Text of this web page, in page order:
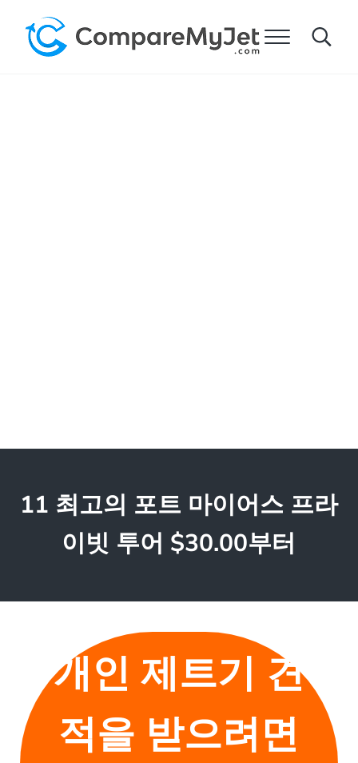
메뉴
11 최고의 포트 마이어스 프라
이빗 투어 $30.00부터
개인 제트기 견
적을 받으려면